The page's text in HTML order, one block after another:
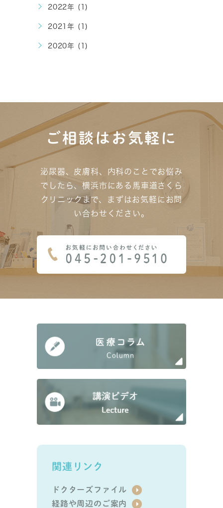
2022年 (1)
2021年 (1)
2020年 (1)
ご相談はお気軽に
泌尿器、皮膚科、内科のことでお悩み
でしたら、横浜市にある馬車道さくら
クリニックまで、
まずはお気軽にお問
い合わせください。
関連リンク
ドクターズファイル
経路や周辺のご案内